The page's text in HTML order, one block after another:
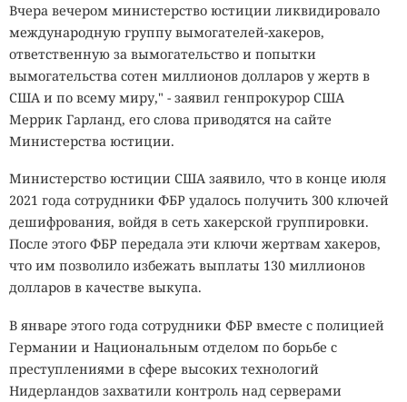
Вчера вечером министерство юстиции ликвидировало
международную группу вымогателей-хакеров,
ответственную за вымогательство и попытки
вымогательства сотен миллионов долларов у жертв в
США и по всему миру," - заявил генпрокурор США
Меррик Гарланд, его слова приводятся на сайте
Министерства юстиции.
Министерство юстиции США заявило, что в конце июля
2021 года сотрудники ФБР удалось получить 300 ключей
дешифрования, войдя в сеть хакерской группировки.
После этого ФБР передала эти ключи жертвам хакеров,
что им позволило избежать выплаты 130 миллионов
долларов в качестве выкупа.
В январе этого года сотрудники ФБР вместе с полицией
Германии и Национальным отделом по борьбе с
преступлениями в сфере высоких технологий
Нидерландов захватили контроль над серверами